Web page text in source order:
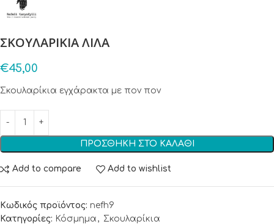
ΣΚΟΥΛΑΡΙΚΙΑ ΛΙΛΑ
€45,00
Σκουλαρίκια εγχάρακτα με πον πον
ΠΡΟΣΘΉΚΗ ΣΤΟ ΚΑΛΆΘΙ
Add to compare Add to wishlist
Κωδικός προϊόντος: nefh9
Κατηγορίες: Κόσμημα , Σκουλαρίκια